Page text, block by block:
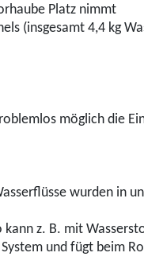
Platz nimmt
(insgesamt 4,4 kg
möglich die
wurden in
z. B. mit
und fügt beim